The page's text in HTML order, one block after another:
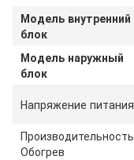
Модель внутренний
блок
Модель наружный
блок
Напряжение питания
Производительность
Обогрев